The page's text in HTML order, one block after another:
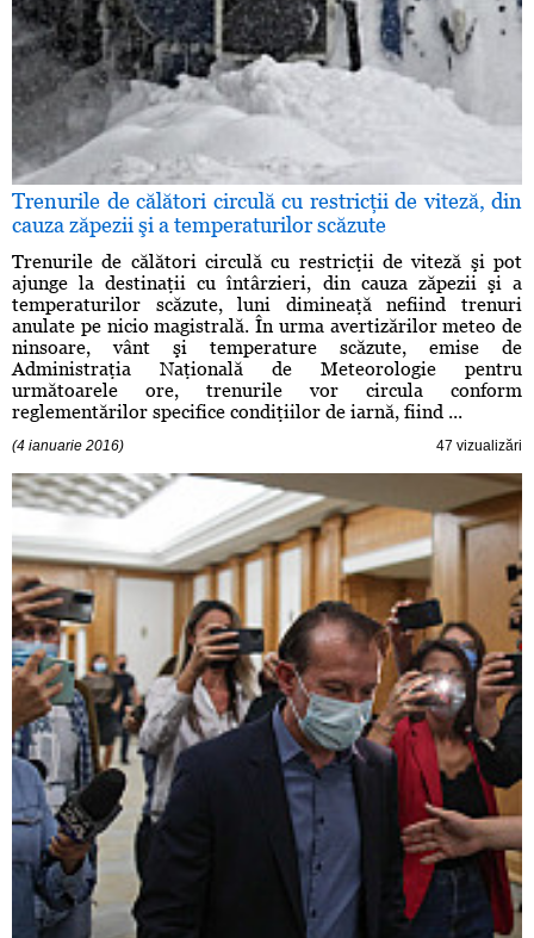
Trenurile de călători circulă cu restricţii de viteză, din
cauza zăpezii şi a temperaturilor scăzute
Trenurile de călători circulă cu restricţii de viteză şi pot
ajunge la destinaţii cu întârzieri, din cauza zăpezii şi a
temperaturilor scăzute, luni dimineaţă nefiind trenuri
anulate pe nicio magistrală. În urma avertizărilor meteo de
ninsoare, vânt şi temperature scăzute, emise de
Administraţia Naţională de Meteorologie pentru
următoarele ore, trenurile vor circula conform
reglementărilor specifice condiţiilor de iarnă, fiind ...
(4 ianuarie 2016) 47 vizualizări